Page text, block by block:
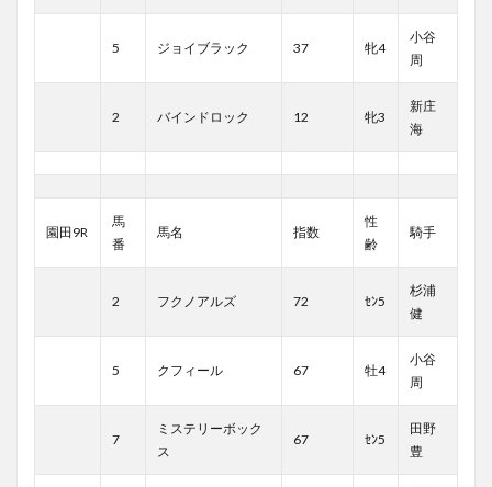
5 ジョイブラック 37 牝4
小谷
周
2 バインドロック 12 牝3
新庄
海
園田9R
馬
番
馬名 指数
性
齢
騎手
2 フクノアルズ 72 ｾﾝ5
杉浦
健
5 クフィール 67 牡4
小谷
周
7
ミステリーボック
ス
67 ｾﾝ5
田野
豊